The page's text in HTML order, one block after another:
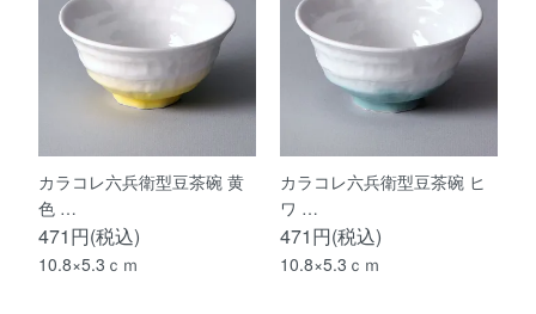
カラコレ六兵衛型豆茶碗 黄
色 …
471円(税込)
10.8×5.3ｃｍ
カラコレ六兵衛型豆茶碗 ヒ
ワ …
471円(税込)
10.8×5.3ｃｍ